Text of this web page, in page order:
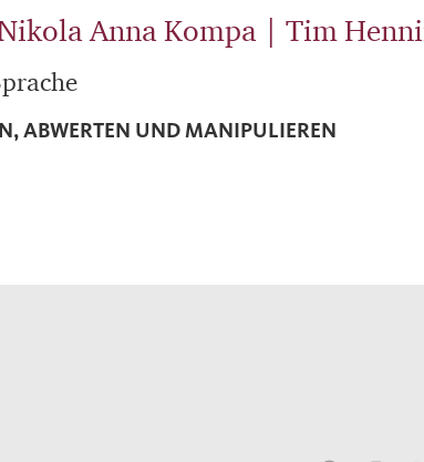
Anna Kompa | Tim
ABWERTEN UND MANIPULIEREN